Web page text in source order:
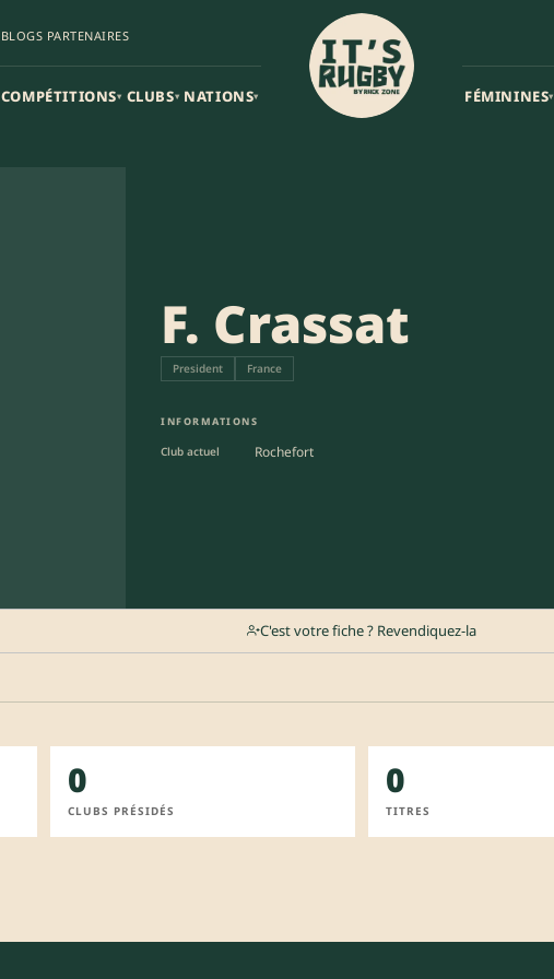
BLOGS PARTENAIRES
COMPÉTITIONS▾ CLUBS▾ NATIONS▾ FÉMININES▾
F. Crassat
President France
INFORMATIONS
Club actuel Rochefort
C'est votre fiche ? Revendiquez-la
0
CLUBS PRÉSIDÉS
0
TITRES